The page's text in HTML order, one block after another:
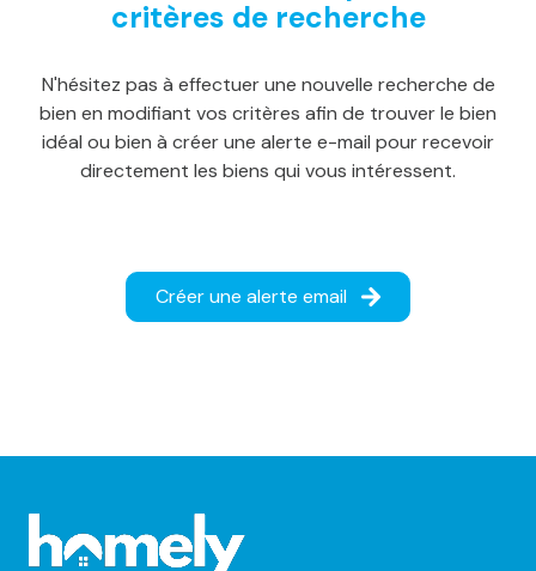
alerte
e-
contact
critères de recherche
N'hésitez pas à effectuer une nouvelle recherche de
bien en modifiant vos critères afin de trouver le bien
idéal ou bien à créer une alerte e-mail pour recevoir
directement les biens qui vous intéressent.
Créer une alerte email